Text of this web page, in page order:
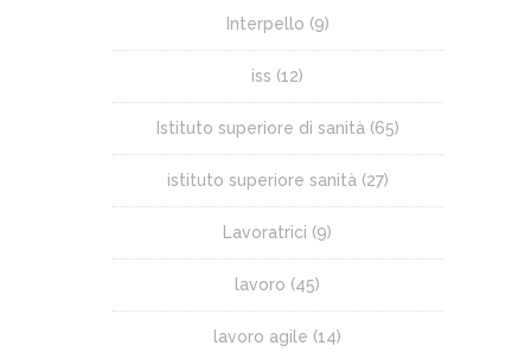
Interpello (9)
iss (12)
Istituto superiore di sanità (65)
istituto superiore sanità (27)
Lavoratrici (9)
lavoro (45)
lavoro agile (14)